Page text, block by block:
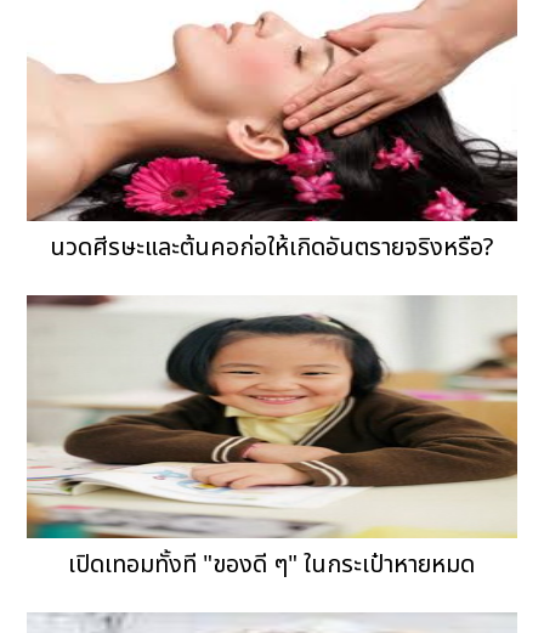
นวดศีรษะและต้นคอก่อให้เกิดอันตรายจริงหรือ?
เปิดเทอมทั้งที "ของดี ๆ" ในกระเป๋าหายหมด